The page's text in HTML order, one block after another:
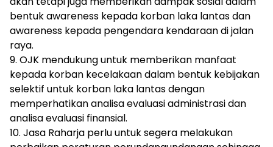
bentuk awareness kepada korban laka lantas dan
awareness kepada pengendara kendaraan di jalan
raya.
9. OJK mendukung untuk memberikan manfaat
kepada korban kecelakaan dalam bentuk kebijakan
selektif untuk korban laka lantas dengan
memperhatikan analisa evaluasi administrasi dan
analisa evaluasi finansial.
10. Jasa Raharja perlu untuk segera melakukan